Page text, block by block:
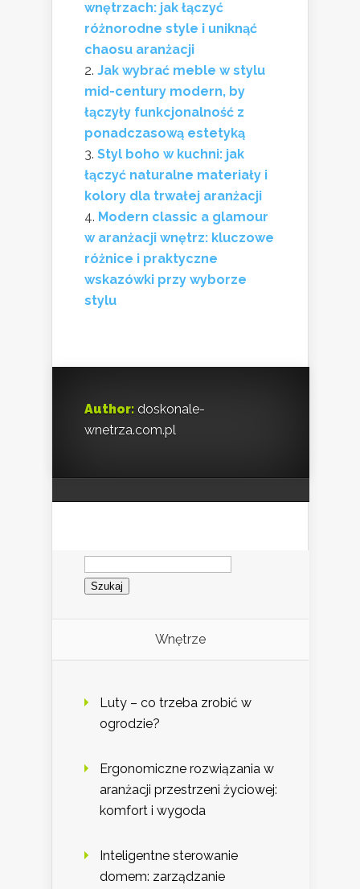
wnętrzach: jak łączyć
różnorodne style i uniknąć
chaosu aranżacji
Jak wybrać meble w stylu
mid-century modern, by
łączyły funkcjonalność z
ponadczasową estetyką
Styl boho w kuchni: jak
łączyć naturalne materiały i
kolory dla trwałej aranżacji
Modern classic a glamour
w aranżacji wnętrz: kluczowe
różnice i praktyczne
wskazówki przy wyborze
stylu
Author: doskonale-
wnetrza.com.pl
Szukaj:
Wnętrze
Luty – co trzeba zrobić w
ogrodzie?
Ergonomiczne rozwiązania w
aranżacji przestrzeni życiowej:
komfort i wygoda
Inteligentne sterowanie
domem: zarządzanie